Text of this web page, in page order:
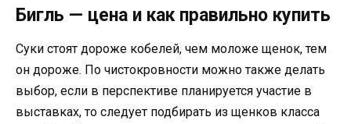
Бигль — цена и как правильно купить
Суки стоят дороже кобелей, чем моложе щенок, тем
он дороже. По чистокровности можно также делать
выбор, если в перспективе планируется участие в
выставках, то следует подбирать из щенков класса